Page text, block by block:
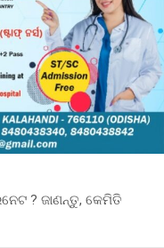
? ଜାଣନ୍ତୁ, କେମିତି